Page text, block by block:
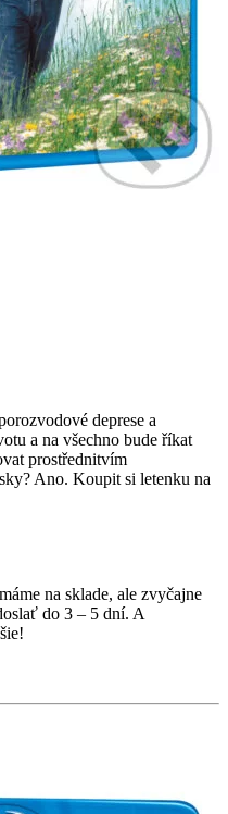
deprese a
a na všechno bude říkat
prostřednitvím
Ano. Koupit si letenku na
na sklade, ale zvyčajne
do 3 – 5 dní. A